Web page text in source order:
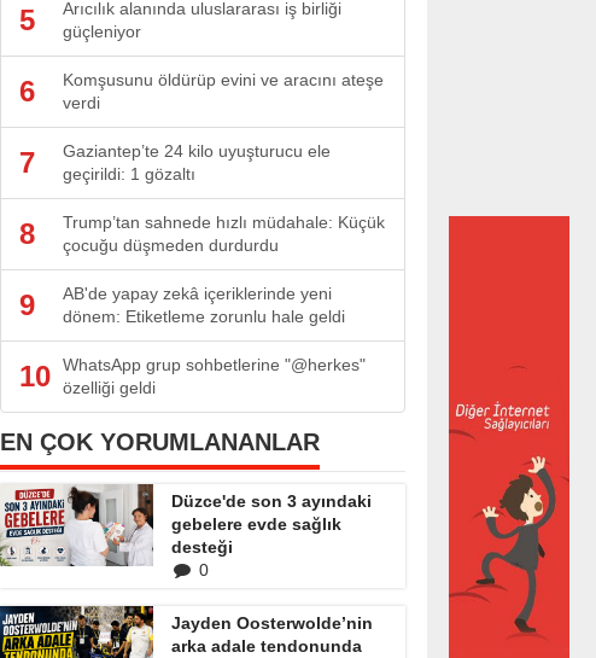
5
Arıcılık alanında uluslararası iş birliği
güçleniyor
6
Komşusunu öldürüp evini ve aracını ateşe
verdi
7
Gaziantep’te 24 kilo uyuşturucu ele
geçirildi: 1 gözaltı
8
Trump’tan sahnede hızlı müdahale: Küçük
çocuğu düşmeden durdurdu
9
AB'de yapay zekâ içeriklerinde yeni
dönem: Etiketleme zorunlu hale geldi
10
WhatsApp grup sohbetlerine "@herkes"
özelliği geldi
EN ÇOK YORUMLANANLAR
Düzce'de son 3 ayındaki
gebelere evde sağlık
desteği
0
Jayden Oosterwolde’nin
arka adale tendonunda